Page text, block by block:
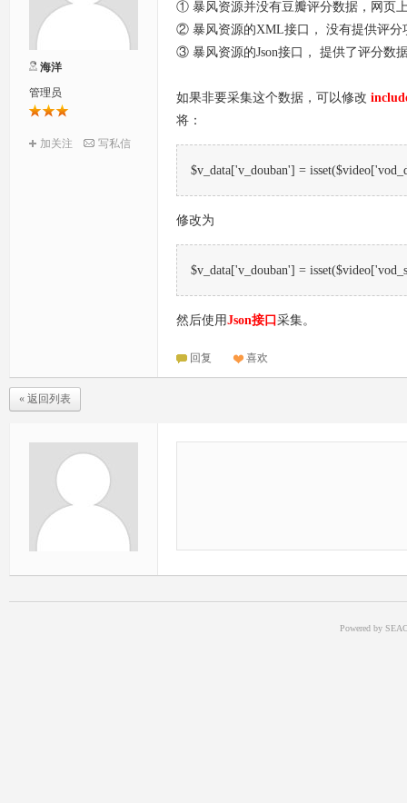
海洋
管理员
加关注 写私信
① 暴风资源并没有豆瓣评分数据，网页
② 暴风资源的XML接口， 没有提供评分
③ 暴风资源的Json接口， 提供了评分数
如果非要采集这个数据，可以修改
将：
$v_data['v_douban'] =
修改为
$v_data['v_douban'] =
然后使用Json接口 采集。
回复 喜欢
« 返回列表
Powered by